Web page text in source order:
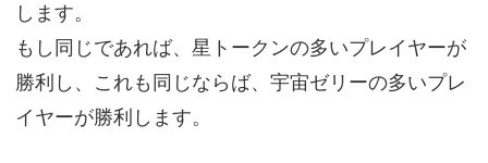
します。
もし同じであれば、星トークンの多いプレイヤーが
勝利し、これも同じならば、宇宙ゼリーの多いプレ
イヤーが勝利します。